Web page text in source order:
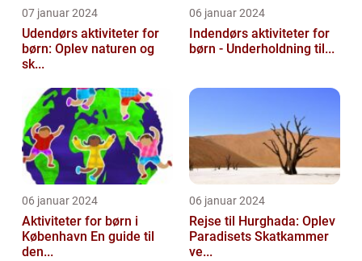
07 januar 2024
Udendørs aktiviteter for
børn: Oplev naturen og
sk...
06 januar 2024
Indendørs aktiviteter for
børn - Underholdning til...
06 januar 2024
Aktiviteter for børn i
København En guide til
den...
06 januar 2024
Rejse til Hurghada: Oplev
Paradisets Skatkammer
ve...